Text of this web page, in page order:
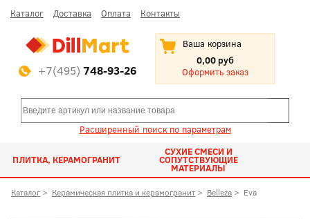
Каталог Доставка Оплата Контакты
+7(495) 748-93-26
Ваша корзина
0,00 руб
Оформить заказ
Расширенный поиск по параметрам
ПЛИТКА, КЕРАМОГРАНИТ
СУХИЕ СМЕСИ И
СОПУТСТВУЮЩИЕ
МАТЕРИАЛЫ
Каталог > Керамическая плитка и керамогранит > Belleza > Eva